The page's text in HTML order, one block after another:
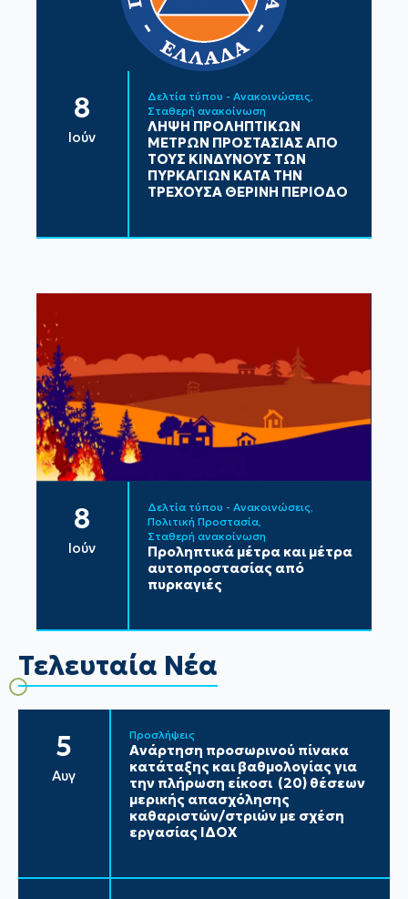
8
Ιούν
Δελτία τύπου - Ανακοινώσεις
Σταθερή ανακοίνωση
ΛΗΨΗ ΠΡΟΛΗΠΤΙΚΩΝ
ΜΕΤΡΩΝ ΠΡΟΣΤΑΣΙΑΣ ΑΠΟ
ΤΟΥΣ ΚΙΝΔΥΝΟΥΣ ΤΩΝ
ΠΥΡΚΑΓΙΩΝ ΚΑΤΑ ΤΗΝ
ΤΡΕΧΟΥΣΑ ΘΕΡΙΝΗ ΠΕΡΙΟΔΟ
8
Ιούν
Δελτία τύπου - Ανακοινώσεις
Πολιτική Προστασία
Σταθερή ανακοίνωση
Προληπτικά μέτρα και μέτρα
αυτοπροστασίας από
πυρκαγιές
Τελευταία Νέα
5
Αυγ
Προσλήψεις
Ανάρτηση προσωρινού πίνακα
κατάταξης και βαθμολογίας για
την πλήρωση είκοσι (20) θέσεων
μερικής απασχόλησης
καθαριστών/στριών με σχέση
εργασίας ΙΔΟΧ